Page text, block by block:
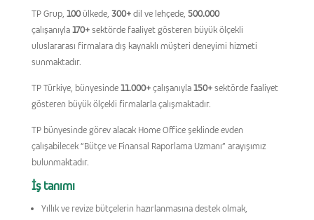
TP Grup, 100ülkede, 300+dil ve lehçede, 500.000
çalışanıyla170+sektörde faaliyet gösteren büyük ölçekli
uluslararası firmalara dış kaynaklı müşteri deneyimi hizmeti
sunmaktadır.
TP Türkiye, bünyesinde11.000+çalışanıyla150+sektörde faaliyet
gösteren büyük ölçekli firmalarla çalışmaktadır.
TP bünyesinde görev alacak Home Office şeklinde evden
çalışabilecek “Bütçe ve Finansal Raporlama Uzmanı” arayışımız
bulunmaktadır.
İş tanımı
Yıllık ve revize bütçelerin hazırlanmasına destek olmak,